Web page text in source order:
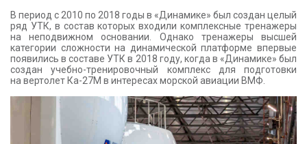
В период с 2010 по 2018 годы в «Динамике» был создан целый
ряд УТК, в состав которых входили комплексные тренажеры
на неподвижном основании. Однако тренажеры высшей
категории сложности на динамической платформе впервые
появились в составе УТК в 2018 году, когда в «Динамике» был
создан учебно-тренировочный комплекс для подготовки
на вертолет Ка-27М в интересах морской авиации ВМФ.